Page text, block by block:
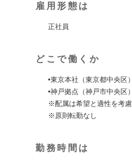
雇用形態は
正社員
どこで働くか
•東京本社（東京都中央区）
•神戸拠点（神戸市中央区）
※配属は希望と適性を考慮
※原則転勤なし
勤務時間は